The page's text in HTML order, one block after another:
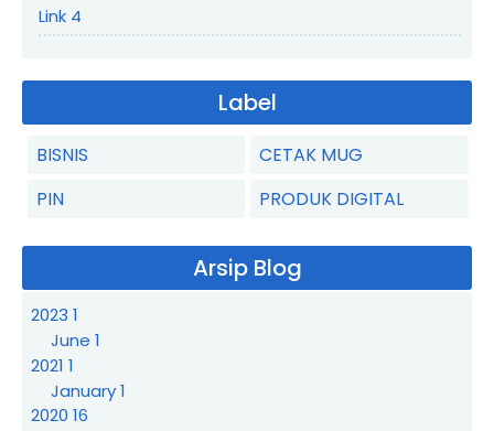
Link 4
Label
BISNIS
CETAK MUG
PIN
PRODUK DIGITAL
Arsip Blog
2023 1
June 1
2021 1
January1
2020 16